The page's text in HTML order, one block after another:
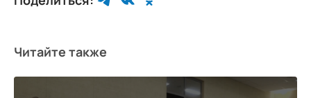
Читайте также